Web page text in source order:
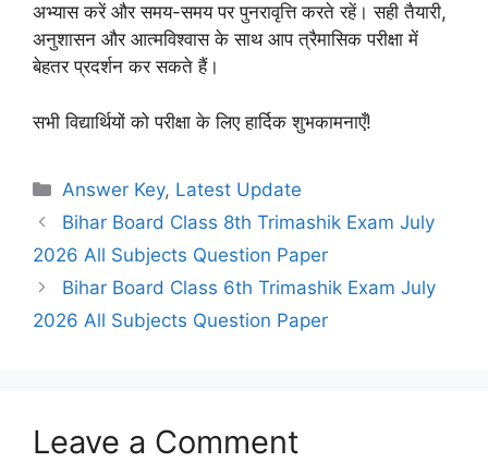
अभ्यास करें और समय-समय पर पुनरावृत्ति करते रहें। सही तैयारी,
अनुशासन और आत्मविश्वास के साथ आप त्रैमासिक परीक्षा में
बेहतर प्रदर्शन कर सकते हैं।
सभी विद्यार्थियों को परीक्षा के लिए हार्दिक शुभकामनाएँ!
Categories
Answer Key, Latest Update
Bihar Board Class 8th Trimashik Exam July
2026 All Subjects Question Paper
Bihar Board Class 6th Trimashik Exam July
2026 All Subjects Question Paper
Leave a Comment